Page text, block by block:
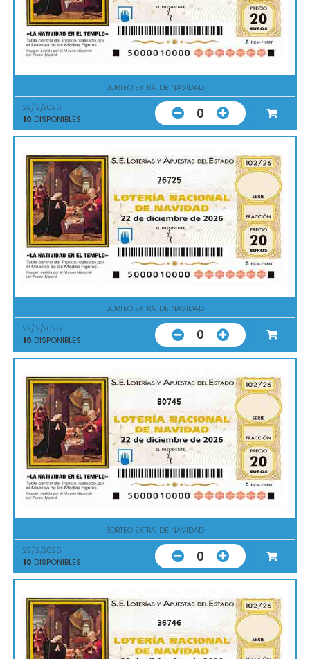
SORTEO EXTRA. DE NAVIDAD
22/12/2026
10 DISPONIBLES 0
76725
SORTEO EXTRA. DE NAVIDAD
22/12/2026
10 DISPONIBLES 0
80745
SORTEO EXTRA. DE NAVIDAD
22/12/2026
10 DISPONIBLES 0
36746